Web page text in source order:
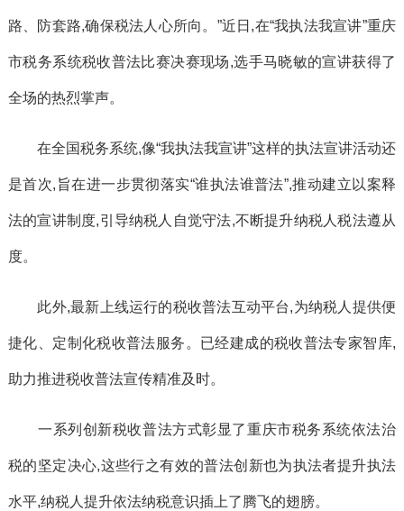
路、防套路,确保税法人心所向。”近日,在“我执法我宣讲”重庆
市税务系统税收普法比赛决赛现场,选手马晓敏的宣讲获得了
全场的热烈掌声。
在全国税务系统,像“我执法我宣讲”这样的执法宣讲活动还
是首次,旨在进一步贯彻落实“谁执法谁普法”,推动建立以案释
法的宣讲制度,引导纳税人自觉守法,不断提升纳税人税法遵从
度。
此外,最新上线运行的税收普法互动平台,为纳税人提供便
捷化、定制化税收普法服务。已经建成的税收普法专家智库,
助力推进税收普法宣传精准及时。
一系列创新税收普法方式彰显了重庆市税务系统依法治
税的坚定决心,这些行之有效的普法创新也为执法者提升执法
水平,纳税人提升依法纳税意识插上了腾飞的翅膀。